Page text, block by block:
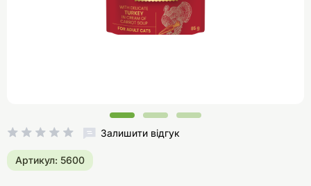
Залишити відгук
Артикул: 5600